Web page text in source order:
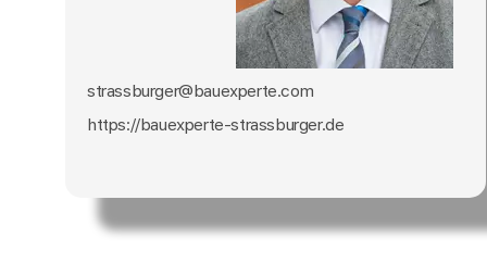
strassburger@bauexperte.com
https://bauexperte-strassburger.de